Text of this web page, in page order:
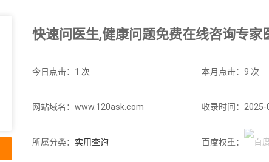
快速问医生,健康问题免费在线咨询专家
今日点击：1 次 本月点击：9 次
网站域名：www.120ask.com 收录时间：2025-
所属分类： 实用查询 百度权重：